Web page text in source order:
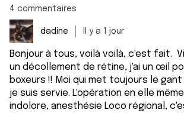
4 commentaires
dadine Il y a 1 jour
Bonjour à tous, voilà voilà, c'est fait.
un décollement de rétine, j'ai un œil
boxeurs !! Moi qui met toujours le
je suis servie. L'opération en elle
indolore, anesthésie Loco régional,